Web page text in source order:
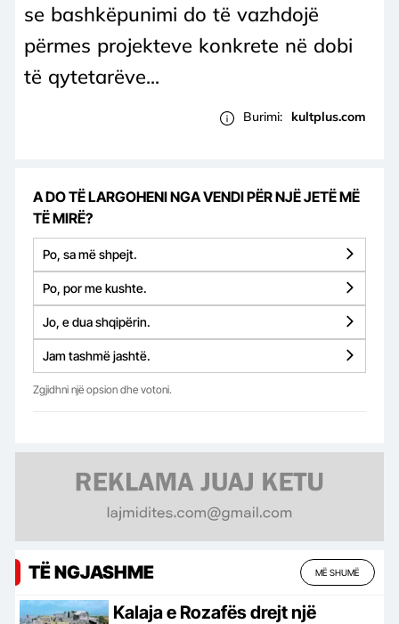
se bashkëpunimi do të vazhdojë
përmes projekteve konkrete në dobi
të qytetarëve...
Burimi: kultplus.com
A DO TË LARGOHENI NGA VENDI PËR NJË JETË MË
TË MIRË?
Po, sa më shpejt.
Po, por me kushte.
Jo, e dua shqipërin.
Jam tashmë jashtë.
Zgjidhni një opsion dhe votoni.
TË NGJASHME MË SHUMË
Kalaja e Rozafës drejt një